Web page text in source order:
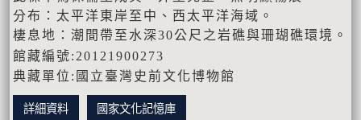
分布：太平洋東岸至中、西太平洋海域。
棲息地：潮間帶至水深30公尺之岩礁與珊瑚礁環境。
館藏編號:20121900273
典藏單位:國立臺灣史前文化博物館
詳細資料 國家文化記憶庫